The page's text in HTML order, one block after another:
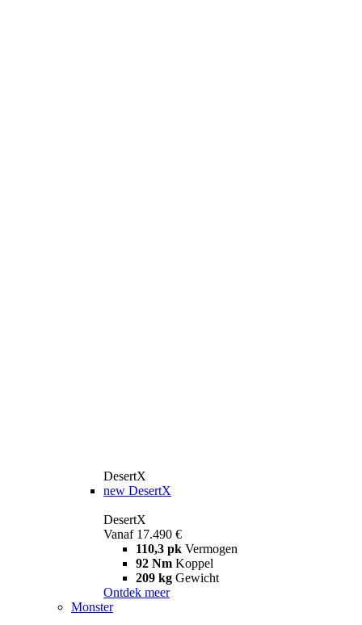
DesertX
new DesertX
DesertX
Vanaf 17.490 €
110,3 pk Vermogen
92 Nm Koppel
209 kg Gewicht
Ontdek meer
Monster